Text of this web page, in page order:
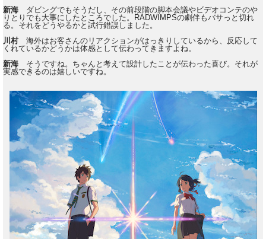
新海 ダビングでもそうだし、その前段階の脚本会議やビデオコンテのや
りとりでも大事にしたところでした。RADWIMPSの劇伴もバサっと切れ
る。それをどうやるかと試行錯誤しました。
川村海外はお客さんのリアクションがはっきりしているから、反応して
くれているかどうかは体感として伝わってきますよね。
新海 そうですね。ちゃんと考えて設計したことが伝わった喜び。それが
実感できるのは嬉しいですね。